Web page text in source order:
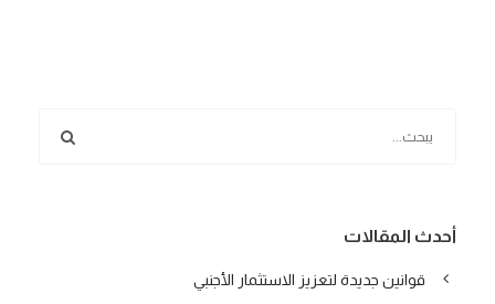
أحدث المقالات
قوانين جديدة لتعزيز الاستثمار الأجنبي